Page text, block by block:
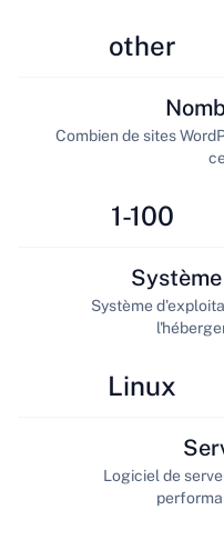
other
1-100
Combien de sites
Linux
Système
Logiciel de